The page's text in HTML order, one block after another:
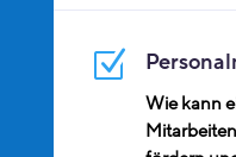
Z
Wie kann